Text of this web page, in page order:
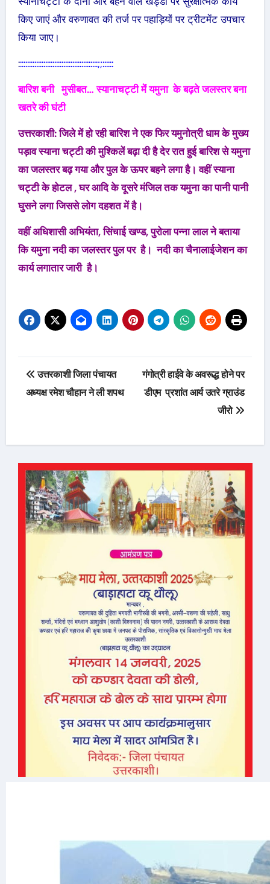
किए जाएं और वरुणावत की तर्ज पर पहाड़ियों पर ट्रीटमेंट उपचार
किया जाए।
::::::::::::::::::::::::::::::::::::::::::::;;::::::
बारिश बनी मुसीबत…स्यानाचट्टी मेंं यमुना के बढ़ते जलस्तरबना
खतरे की घंटी
उत्तरकाशी: जिले में हो रही बारिश ने एक फिर यमुनोत्री धाम के मुख्य
पड़ाव स्याना चट्टी की मुश्किलें बढ़ा दी है देर रात हुई बारिश से यमुना
का जलस्तर बढ़ गया और पुल के ऊपर बहने लगा है। वहीं स्याना
चट्टी के होटल , घर आदि के दूसरे मंजिल तक यमुना का पानी पानी
घुसने लगा जिससे लोग दहशत में है।
वहींअधिशासी अभियंता, सिंचाई खण्ड, पुरोला पन्ना लाल ने बताया
कि यमुना नदी का जलस्तर पुल पर है। नदी का चैनालाईजेशन का
कार्य लगातार जारी है।
Post
navigation
उत्तरकाशी जिला पंचायत
अध्यक्ष रमेश चौहान ने ली शपथ
गंगोत्री हाईवे के अवरूद्ध होने पर
डीएम प्रशांत आर्य उतरे ग्राउंड
जीरो